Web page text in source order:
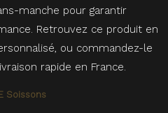
manche pour garantir
Retrouvez ce produit en
ou commandez-le
rapide en France.
Soissons